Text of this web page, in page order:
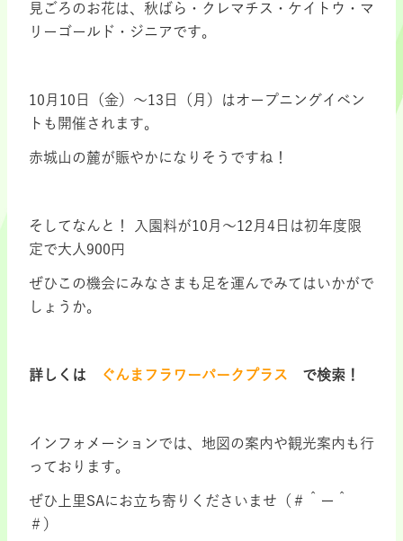
見ごろのお花は、秋ばら・クレマチス・ケイトウ・マ
リーゴールド・ジニアです。
10月10日（金）～13日（月）はオープニングイベン
トも開催されます。
赤城山の麓が賑やかになりそうですね！
そしてなんと！ 入園料が10月～12月4日は初年度限
定で大人900円
ぜひこの機会にみなさまも足を運んでみてはいかがで
しょうか。
詳しくは ぐんまフラワーパークプラス で検索！
インフォメーションでは、地図の案内や観光案内も行
っております。
ぜひ上里SAにお立ち寄りくださいませ（＃＾ー＾
＃）